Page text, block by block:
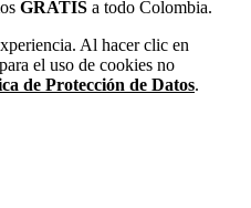
GRATIS a todo Colombia.
Al hacer clic en
el uso de cookies no
de Protección de Datos.